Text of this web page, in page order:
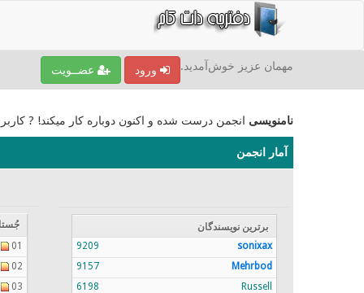
ورود عضــویت مهمان عزیز خوش‌آمدید.
نامنویسی انجمن درست شده و اکنون دوباره کار میکند! ?
آمار انجمن
برترين نویسندگان
sonixax
9209
Mehrbod
9157
Russell
6198
01
02
03